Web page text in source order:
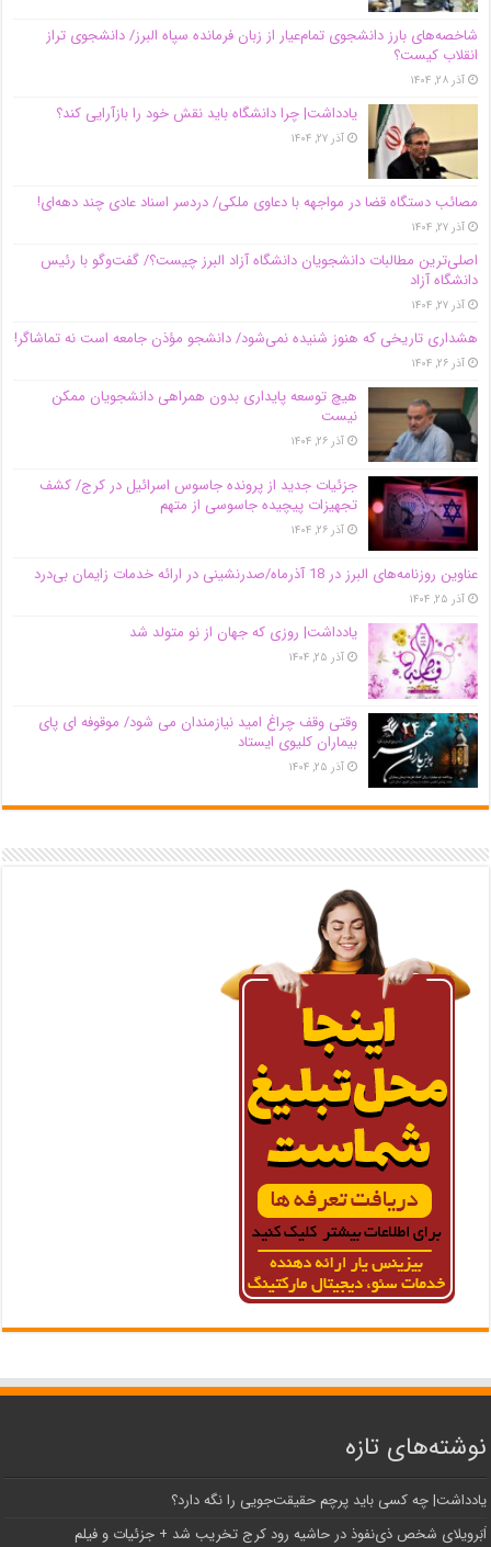
شاخصه‌های بارز دانشجوی تمام‌عیار از زبان فرمانده سپاه البرز/ دانشجوی تراز
انقلاب کیست؟
آذر ۲۸, ۱۴۰۴
یادداشت| چرا دانشگاه باید نقش خود را بازآرایی کند؟
آذر ۲۷, ۱۴۰۴
مصائب دستگاه قضا در مواجهه با دعاوی ملکی/ دردسر اسناد عادی چند‌ دهه‌ای!
آذر ۲۷, ۱۴۰۴
اصلی‌ترین مطالبات دانشجویان دانشگاه آزاد البرز چیست؟/ گفت‌وگو با رئیس
دانشگاه آز‌اد
آذر ۲۷, ۱۴۰۴
هشداری تاریخی که هنوز شنیده نمی‌شود/ دانشجو مؤذن جامعه است نه تماشاگر!
آذر ۲۶, ۱۴۰۴
هیچ توسعه پایداری بدون همراهی دانشجویان ممکن
نیست
آذر ۲۶, ۱۴۰۴
جزئیات جدید از پرونده جاسوس اسرائیل در کرج/‌ کشف
تجهیزات پیچیده جاسوسی از متهم
آذر ۲۶, ۱۴۰۴
عناوین روزنامه‌های البرز در ‌18 آذرماه/صدرنشینی در ارائه خدمات زایمان بی‌درد
آذر ۲۵, ۱۴۰۴
یادداشت| روزی که جهان از نو متولد شد
آذر ۲۵, ۱۴۰۴
وقتی وقف چراغ امید نیازمندان می شود/ موقوفه ای پای
بیماران کلیوی ایستاد
آذر ۲۵, ۱۴۰۴
نوشته‌های تازه
یادداشت| ‌چه کسی باید پرچم حقیقت‌جویی را نگه دارد؟
اَبَر‌ویلای شخص ذی‌نفوذ در حاشیه‌ رود کرج تخریب شد + جزئیات و فیلم